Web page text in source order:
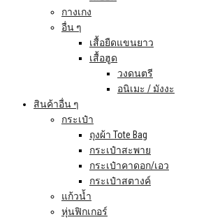
กางเกง
อื่น ๆ
เสื้อยืดแขนยาว
เสื้อฮูด
วงดนตรี
อนิเมะ / มังงะ
สินค้าอื่น ๆ
กระเป๋า
ถุงผ้า Tote Bag
กระเป๋าสะพาย
กระเป๋าคาดอก/เอว
กระเป๋าสตางค์
แก้วน้ำ
หุ่นฟิกเกอร์